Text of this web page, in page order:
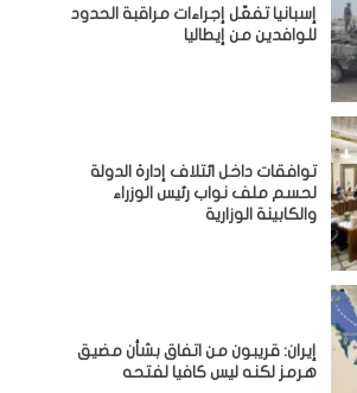
إسبانيا تفعّل إجراءات مراقبة الحدود
للوافدين من إيطاليا
توافقات داخل ائتلاف إدارة الدولة
لحسم ملف نواب رئيس الوزراء
والكابينة الوزارية
إيران: قريبون من اتفاق بشأن مضيق
هرمز لكنه ليس كافيا لفتحه